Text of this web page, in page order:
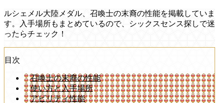
ルシェメル大陸メダル、召喚士の末裔の性能を掲載していま
す。入手場所もまとめているので、シックスセンス探しで迷
ったらチェック！
目次
召喚士の末裔の性能
使い方と入手場所
アビリティ性能